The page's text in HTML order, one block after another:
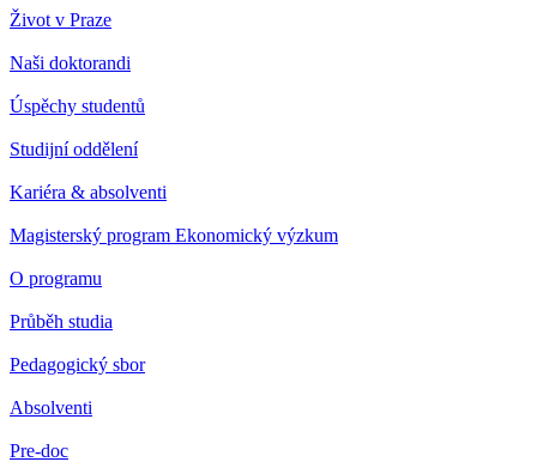
Život v Praze
Naši doktorandi
Úspěchy studentů
Studijní oddělení
Kariéra & absolventi
Magisterský program Ekonomický výzkum
O programu
Průběh studia
Pedagogický sbor
Absolventi
Pre-doc